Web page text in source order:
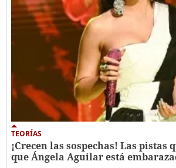
TEORÍAS
¡Crecen las sospechas! Las
que Ángela Aguilar está